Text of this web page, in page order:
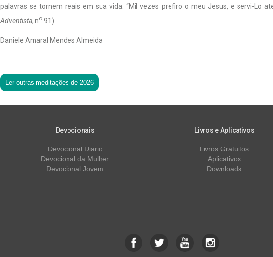
palavras se tornem reais em sua vida: “Mil vezes prefiro o meu Jesus, e servi-Lo
Adventista, no 91).
Daniele Amaral Mendes Almeida
Ler outras meditações de 2026
Devocionais
Devocional Diário
Devocional da Mulher
Devocional Jovem
Livros e Aplicativos
Livros Gratuitos
Aplicativos
Downloads